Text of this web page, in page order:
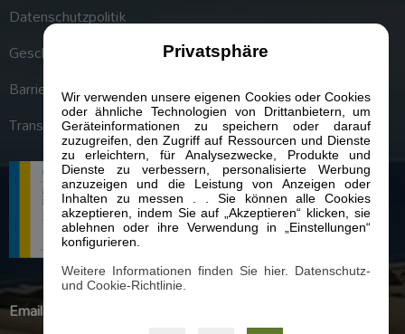
Privatsphäre
Wir verwenden unsere eigenen Cookies oder Cookies
oder ähnliche Technologien von Drittanbietern, um
Geräteinformationen zu speichern oder darauf
zuzugreifen, den Zugriff auf Ressourcen und Dienste
zu erleichtern, für Analysezwecke, Produkte und
Dienste zu verbessern, personalisierte Werbung
anzuzeigen und die Leistung von Anzeigen oder
Inhalten zu messen . . Sie können alle Cookies
akzeptieren, indem Sie auf „Akzeptieren“ klicken, sie
ablehnen oder ihre Verwendung in „Einstellungen“
konfigurieren.
Weitere Informationen finden Sie hier. Datenschutz-
und Cookie-Richtlinie.
Datenschutzpolitik
Geschäftsbedingungen
Barrierefreiheit
Transparenzportal
Email